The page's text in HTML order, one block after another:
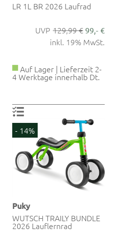
LR 1L BR 2026 Laufrad
129,99 € 99,- €
inkl. 19% MwSt.
Auf Lager | Lieferzeit 2-
4 Werktage innerhalb Dt.
- 14%
Puky
WUTSCH TRAILY BUNDLE
2026 Lauflernrad